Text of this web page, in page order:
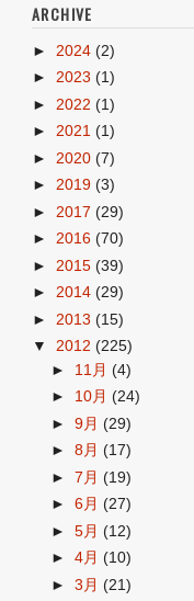
ARCHIVE
► 2024 (2)
► 2023 (1)
► 2022 (1)
► 2021 (1)
► 2020 (7)
► 2019 (3)
► 2017 (29)
► 2016 (70)
► 2015 (39)
► 2014 (29)
► 2013 (15)
▼
2012 (225)
► 11月 (4)
► 10月 (24)
► 9月 (29)
► 8月 (17)
► 7月 (19)
► 6月 (27)
► 5月 (12)
► 4月 (10)
► 3月 (21)